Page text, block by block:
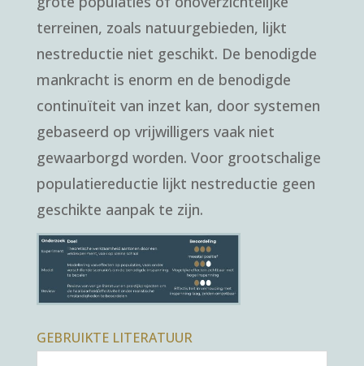
terreinen, zoals natuurgebieden, lijkt
nestreductie niet geschikt. De benodigde
mankracht is enorm en de benodigde
continuïteit van inzet kan, door systemen
gebaseerd op vrijwilligers vaak niet
gewaarborgd worden. Voor grootschalige
populatiereductie lijkt nestreductie geen
geschikte aanpak te zijn.
GEBRUIKTE LITERATUUR